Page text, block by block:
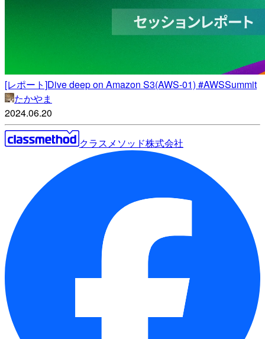
[レポート]Dive deep on Amazon S3(AWS-01) #AWSSummit
たかやま
2024.06.20
クラスメソッド株式会社